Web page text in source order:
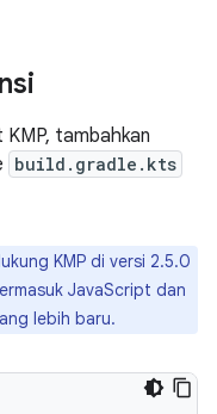
tambahkan
build.gradle.kts
KMP di versi 2.5.0
JavaScript dan
lebih baru.